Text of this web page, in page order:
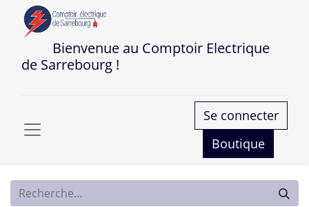
Bienvenue au Comptoir Electrique
de Sarrebourg !
Se connecter
Boutique